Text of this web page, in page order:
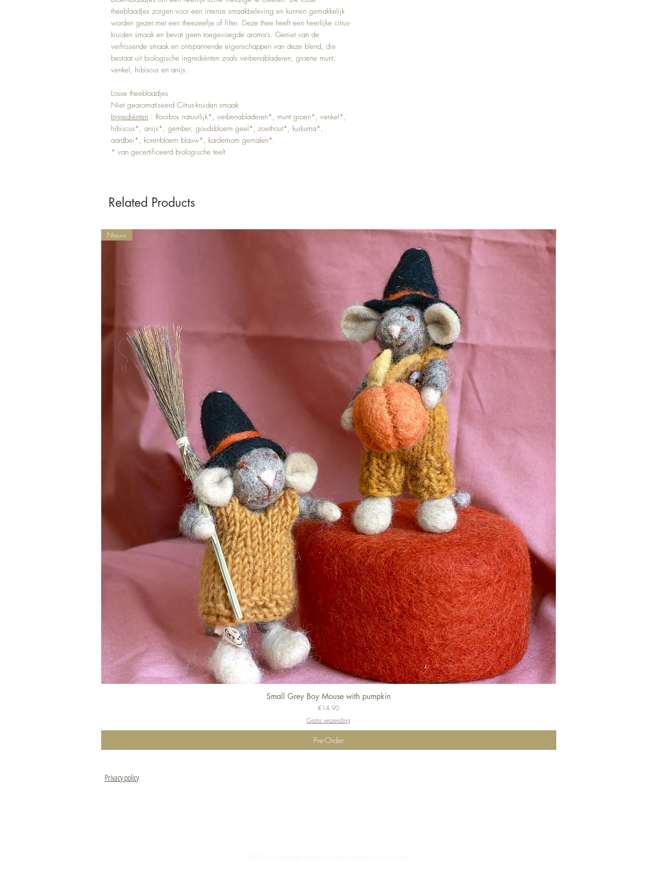
theeblaadjes zorgen voor een intense smaakbeleving en kunnen gemakkelijk
worden gezet met een theezeefje of filter. Deze thee heeft een heerlijke citrus-
kruiden smaak en bevat geen toegevoegde aroma's. Geniet van de
verfrissende smaak en ontspannende eigenschappen van deze blend, die
bestaat uit biologische ingrediënten zoals verbenabladeren, groene munt,
venkel, hibiscus en anijs.
Losse theeblaadjes
Niet gearomatiseerd Citrus-kruiden smaak
Ingrediënten : Rooibos natuurlijk*, verbenabladeren*, munt groen*, venkel*,
hibiscus*, anijs*, gember, goudsbloem geel*, zoethout*, kurkuma*,
aardbei*, korenbloem blauw*, kardemom gemalen*.
* van gecertificeerd biologische teelt
Related Products
Quick View
Nieuw
Small Grey Boy Mouse with pumpkin
Price
€14.90
Gratis verzending
Pre-Order
Privacy policy